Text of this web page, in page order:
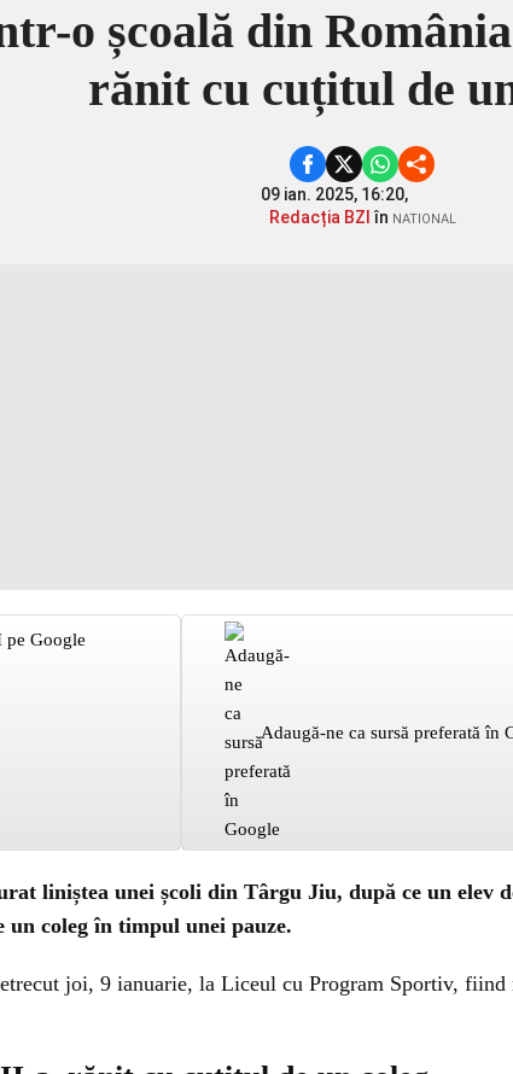
o școală din
rănit cu cuțitul de
09 ian. 2025, 16:20,
Redacția BZI în NATIONAL
pe Google
Adaugă-ne ca sursă preferată în
liniștea unei școli din Târgu Jiu, după ce un elev
coleg în timpul unei pauze.
joi, 9 ianuarie, la Liceul cu Program Sportiv, fiind